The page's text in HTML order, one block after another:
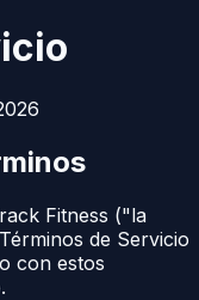
Fitness ("la
de Servicio
con estos